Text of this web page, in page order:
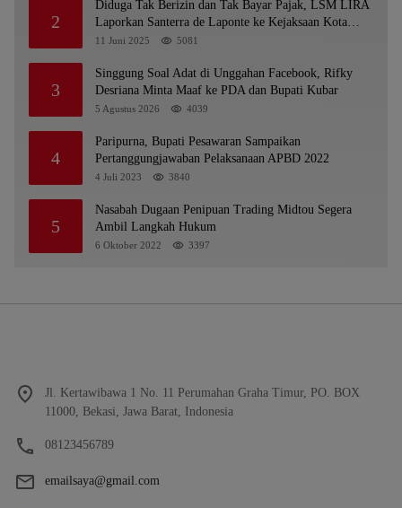
2
Diduga Tak Berizin dan Tak Bayar Pajak, LSM LIRA
Laporkan Santerra de Laponte ke Kejaksaan Kota
Batu
11 Juni 2025 5081
3
Singgung Soal Adat di Unggahan Facebook, Rifky
Desriana Minta Maaf ke PDA dan Bupati Kubar
5 Agustus 2026 4039
4
Paripurna, Bupati Pesawaran Sampaikan
Pertanggungjawaban Pelaksanaan APBD 2022
4 Juli 2023 3840
5
Nasabah Dugaan Penipuan Trading Midtou Segera
Ambil Langkah Hukum
6 Oktober 2022 3397
Jl. Kertawibawa 1 No. 11 Perumahan Graha Timur, PO. BOX
11000, Bekasi, Jawa Barat, Indonesia
08123456789
emailsaya@gmail.com